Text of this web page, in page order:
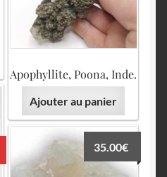
Apophyllite, Poona, Inde.
Ajouter au panier
35.00€